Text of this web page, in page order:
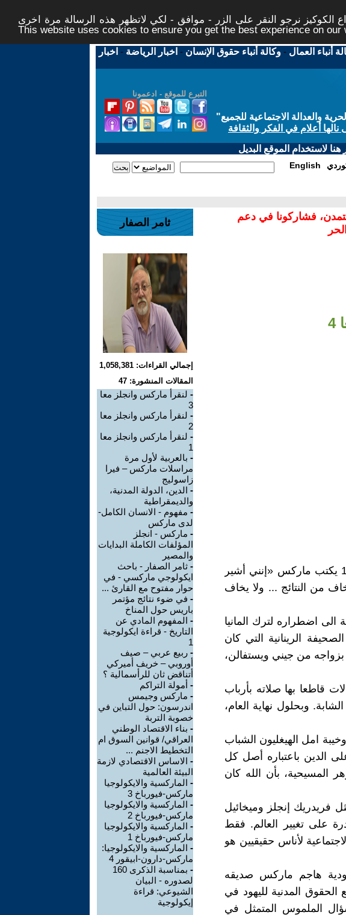
نرجو النقر على الزر - موافق - لكي لاتظهر هذه الرسالة مرة اخرى -
This website uses cookies to ensure you get the best experience on our
أنباء العمال -وكالة أنباء حقوق الإنسان - اخبار الرياضة - اخبار
التبرع للموقع - ادعمونا
والعدالة الاجتماعية للجميع"
أعلام في الفكر والثقافة
لاستخدام الموقع البديل
English
فشاركونا في دعم
4
في رسالة الى صديقه أرنولد روغه في أيلول عام 1843 يكتب ماركس «إنني أشير
من النتائج ... ولا يخاف
الى اضطراره لترك المانيا
الرينانية التي كان
من جيني ويستفالن،
قاطعا بها صلاته بأرباب
وبحلول نهاية العام،
امل الهيغليون الشباب
الدين باعتباره أصل كل
المسيحية، بأن الله كان
إنجلز وميخائيل
على تغيير العالم. فقط
لأناس حقيقيين هو
اليهودية هاجم ماركس صديقه
الحقوق المدنية لليهود في
الملموس المتمثل في
ثامر الصفار
إجمالي القراءات: 1,058,381
المقالات المنشورة: 47
- لنقرأ ماركس وانجلز معا
3
- لنقرأ ماركس وانجلز معا
2
- لنقرأ ماركس وانجلز معا
1
- بالعربية لأول مرة
مراسلات ماركس – فيرا
زاسوليج
- الدين، الدولة المدنية،
والديمقراطية
- مفهوم - الانسان الكامل-
لدى ماركس
- ماركس - انجلز
المؤلفات الكاملة البدايات
والمصير
- ثامر الصفار - باحث
ايكولوجي ماركسي - في
حوار مفتوح مع القارئ ...
- في ضوء نتائج مؤتمر
باريس حول المناخ
- المفهوم المادي عن
التاريخ - قراءة ايكولوجية
1
- ربيع عربي – صيف
أوروبي – خريف أميركي
أتناقض ثان للرأسمالية ؟
- أمولة التراكم
- ماركس وجيمس
اندرسون: حول التباين في
خصوبة التربة
- بناء الاقتصاد الوطني
العراقي/ قوانين السوق ام
التخطيط الاجنم ...
- الاساس الاقتصادي لازمة
البيئة العالمية
- الماركسية والايكولوجيا
ماركس-فيورباخ 3
- الماركسية والايكولوجيا
ماركس-فيورباخ 2
- الماركسية والايكولوجيا
ماركس-فيورباخ 1
- الماركسية والايكولوجيا:
ماركس-دارون-ابيقور 4
-
بمناسبة الذكرى 160
لصدوره - البيان
الشيوعي: قراءة
إيكولوجية